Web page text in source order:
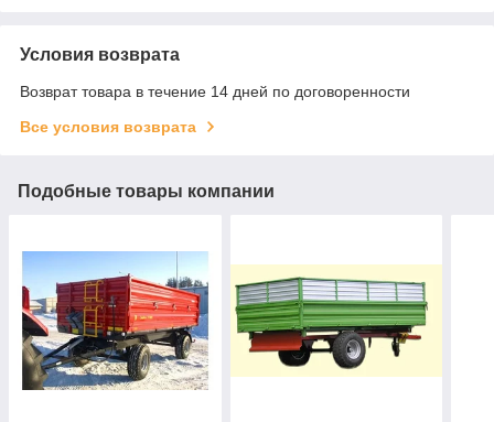
Условия возврата
Возврат товара в течение 14 дней по договоренности
Все условия возврата
Подобные товары компании